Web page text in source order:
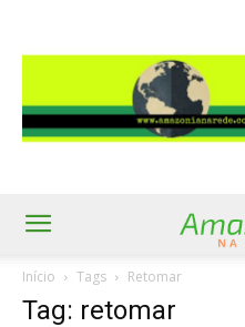
Início Tags Retomar
Tag: retomar